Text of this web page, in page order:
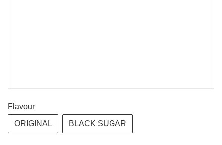
Flavour
ORIGINAL BLACK SUGAR